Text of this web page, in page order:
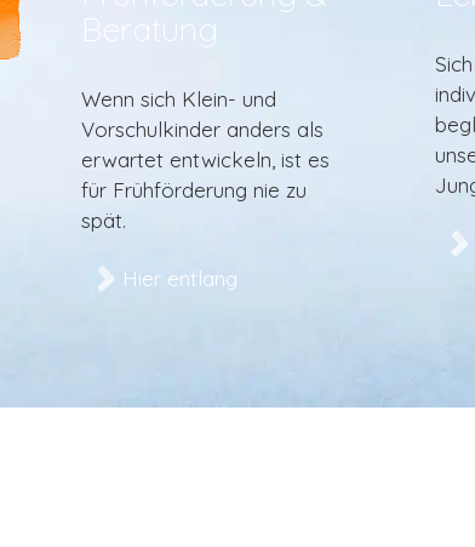
Beratung
Wenn sich Klein- und
Vorschul­kinder anders als
erwartet entwickeln, ist es
für Frühförderung nie zu
spät.
Hier entlang